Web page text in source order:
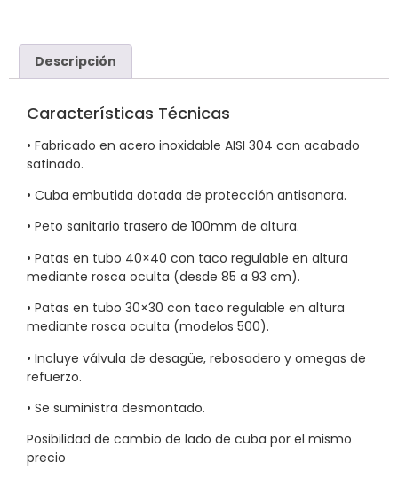
Descripción
Características Técnicas
• Fabricado en acero inoxidable AISI 304 con acabado
satinado.
• Cuba embutida dotada de protección antisonora.
• Peto sanitario trasero de 100mm de altura.
• Patas en tubo 40×40 con taco regulable en altura
mediante rosca oculta (desde 85 a 93 cm).
• Patas en tubo 30×30 con taco regulable en altura
mediante rosca oculta (modelos 500).
• Incluye válvula de desagüe, rebosadero y omegas de
refuerzo.
• Se suministra desmontado.
Posibilidad de cambio de lado de cuba por el mismo
precio